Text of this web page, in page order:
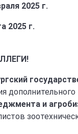
2025 г.
2025 г.
дополнительного
и